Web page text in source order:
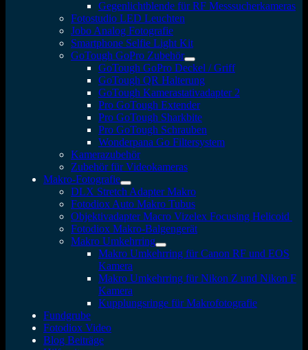
Gegenlichtblende für RF Messsucherkameras
Fotostudio LED Leuchten
Jobo Analog Fotografie
Smartphone Selfie Light Kit
GoTough GoPro Zubehör
GoTough GoPro Deckel / Griff
GoTough QR Halterung
GoTough Kamerastativadapter 2
Pro GoTough Extender
Pro GoTough Sharkbite
Pro GoTough Schrauben
Wonderpana Go Filtersystem
Kamerazubehör
Zubehör für Videokameras
Makro-Fotografie
DLX Stretch Adapter Makro
Fotodiox Auto Makro Tubus
Objektivadapter Macro Vizelex Focusing Helicoid
Fotodiox Makro-Balgengerät
Makro Umkehrring
Makro Umkehrring für Canon RF und EOS
Kamera
Makro Umkehrring für Nikon Z und Nikon F
Kamera
Kupplungsringe für Makrofotografie
Fundgrube
Fotodiox Video
Blog Beiträge